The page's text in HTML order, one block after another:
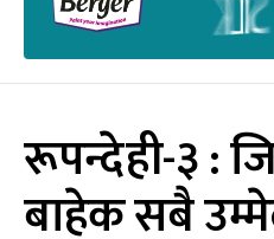
रूपन्देही-३ :
बाहेक सबै